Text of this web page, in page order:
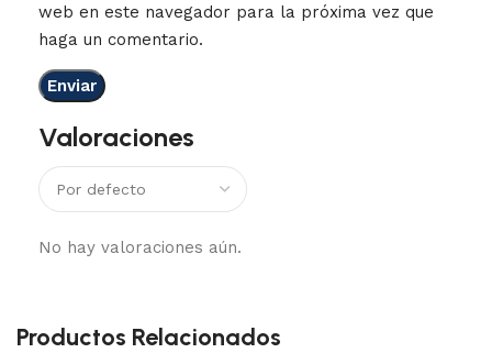
Valoraciones
No hay valoraciones aún.
web en este navegador para la próxima vez que
haga un comentario.
Productos Relacionados